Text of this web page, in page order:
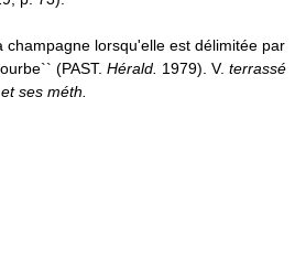
champagne lorsqu'elle est délimitée par
(PAST. Hérald. 1979). V. terrassé
ses méth.